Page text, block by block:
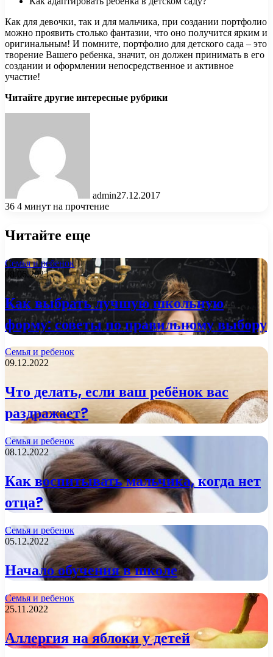
Как для девочки, так и для мальчика, при создании портфолио
можно проявить столько фантазии, что оно получится ярким и
оригинальным! И помните, портфолио для детского сада – это
творение Вашего ребенка, значит, он должен принимать в его
создании и оформлении непосредственное и активное
участие!
Читайте другие интересные рубрики
admin27.12.2017
36 4 минут на прочтение
Читайте еще
Семья и ребенок
08.06.2023
Как выбрать лучшую школьную
форму: советы по правильному выбору
Семья и ребенок
09.12.2022
Что делать, если ваш ребёнок вас
раздражает?
Семья и ребенок
08.12.2022
Как воспитывать мальчика, когда нет
отца?
Семья и ребенок
05.12.2022
Начало обучения в школе
Семья и ребенок
25.11.2022
Аллергия на яблоки у детей